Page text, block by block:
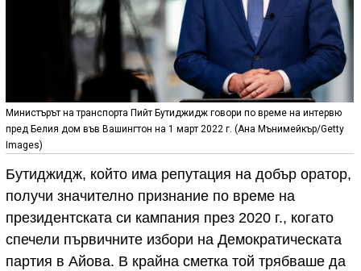
Министърът на транспорта Пийт Бутиджидж говори по време на интервю
пред Белия дом във Вашингтон на 1 март 2022 г. (Ана Мънимейкър/Getty
Images)
Бутиджидж, който има репутация на добър оратор,
получи значително признание по време на
президентската си кампания през 2020 г., когато
спечели първичните избори на Демократическата
партия в Айова. В крайна сметка той трябваше да